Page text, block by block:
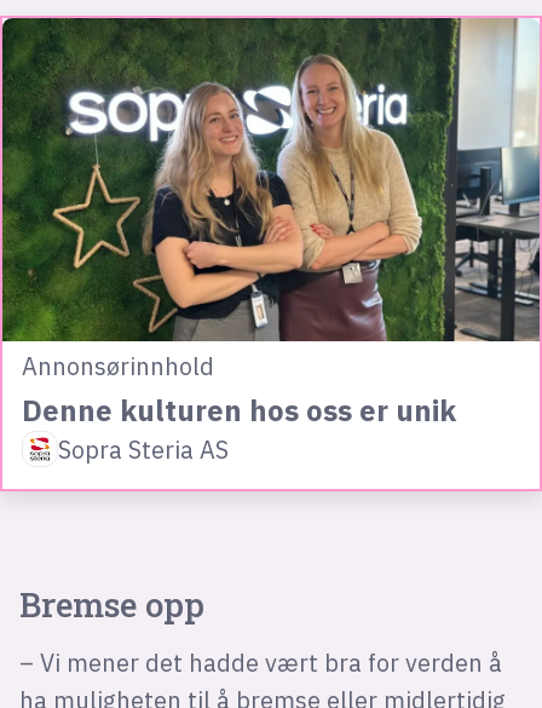
Annonsørinnhold
Denne kulturen hos oss er unik
Sopra Steria AS
Bremse opp
– Vi mener det hadde vært bra for verden å
ha muligheten til å bremse eller midlertidig